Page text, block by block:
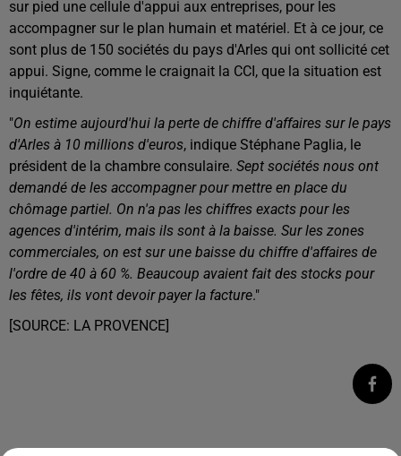
sur pied une cellule d'appui aux entreprises, pour les
accompagner sur le plan humain et matériel. Et à ce jour, ce
sont plus de 150 sociétés du pays d'Arles qui ont sollicité cet
appui. Signe, comme le craignait la CCI, que la situation est
inquiétante.
"On estime aujourd'hui la perte de chiffre d'affaires sur le pays
d'Arles à 10 millions d'euros, indique Stéphane Paglia, le
président de la chambre consulaire. Sept sociétés nous ont
demandé de les accompagner pour mettre en place du
chômage partiel. On n'a pas les chiffres exacts pour les
agences d'intérim, mais ils sont à la baisse. Sur les zones
commerciales, on est sur une baisse du chiffre d'affaires de
l'ordre de 40 à 60 %. Beaucoup avaient fait des stocks pour
les fêtes, ils vont devoir payer la facture."
[SOURCE: LA PROVENCE]